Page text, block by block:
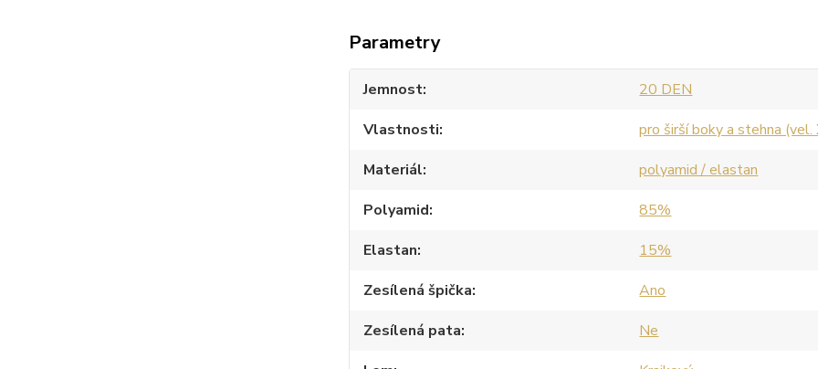
Parametry
Jemnost
20 DEN
Vlastnosti
pro širší boky a stehna (vel.
Materiál
polyamid / elastan
Polyamid
85%
Elastan
15%
Zesílená špička
Ano
Zesílená pata
Ne